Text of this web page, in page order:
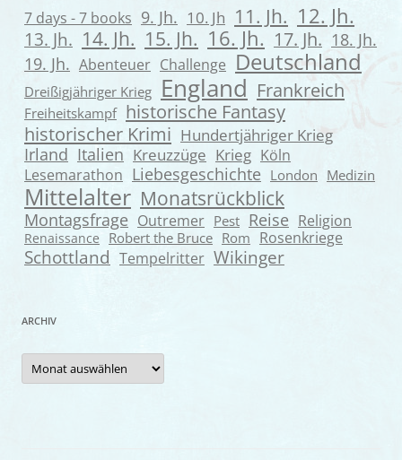
7 days - 7 books 9. Jh. 10. Jh 11. Jh. 12. Jh.
13. Jh. 14. Jh. 15. Jh. 16. Jh. 17. Jh. 18. Jh.
19. Jh. Abenteuer Challenge Deutschland
Dreißigjähriger Krieg England Frankreich
Freiheitskampf historische Fantasy
historischer Krimi Hundertjähriger Krieg
Irland Italien Kreuzzüge Krieg Köln
Lesemarathon Liebesgeschichte London Medizin
Mittelalter Monatsrückblick
Montagsfrage Outremer Pest Reise Religion
Renaissance Robert the Bruce Rom Rosenkriege
Schottland Tempelritter Wikinger
ARCHIV
Archiv